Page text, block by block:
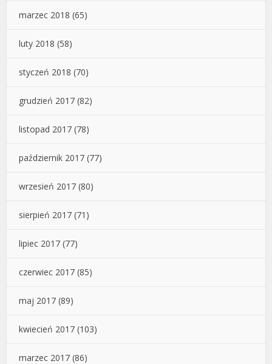
marzec 2018 (65)
luty 2018 (58)
styczeń 2018 (70)
grudzień 2017 (82)
listopad 2017 (78)
październik 2017 (77)
wrzesień 2017 (80)
sierpień 2017 (71)
lipiec 2017 (77)
czerwiec 2017 (85)
maj 2017 (89)
kwiecień 2017 (103)
marzec 2017 (86)